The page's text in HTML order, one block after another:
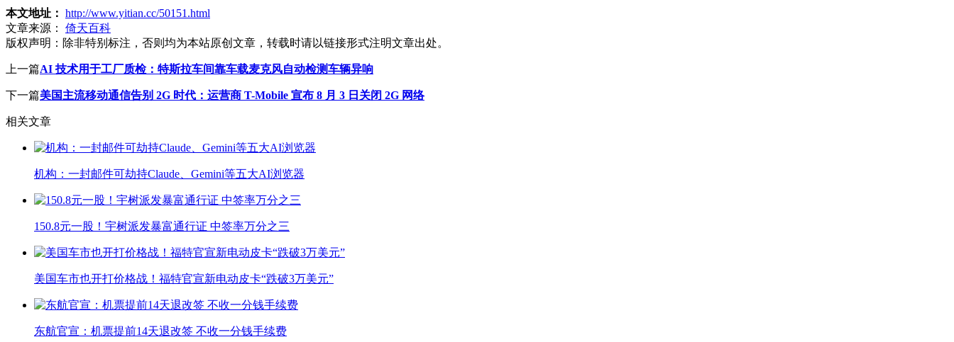
本文地址： http://www.yitian.cc/50151.html
文章来源：
倚天百科
版权声明： 除非特别标注，否则均为本站原创文章，转载时请以链接形式注明文章出处。
上一篇AI 技术用于工厂质检：特斯拉车间靠车载麦克风自动检测车辆异响
下一篇美国主流移动通信告别 2G 时代：运营商 T-Mobile 宣布 8 月 3 日关闭 2G 网络
相关文章
机构：一封邮件可劫持Claude、Gemini等五大AI浏览器
150.8元一股！宇树派发暴富通行证 中签率万分之三
美国车市也开打价格战！福特官宣新电动皮卡“跌破3万美元”
东航官宣：机票提前14天退改签 不收一分钱手续费